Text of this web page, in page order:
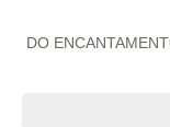
DO